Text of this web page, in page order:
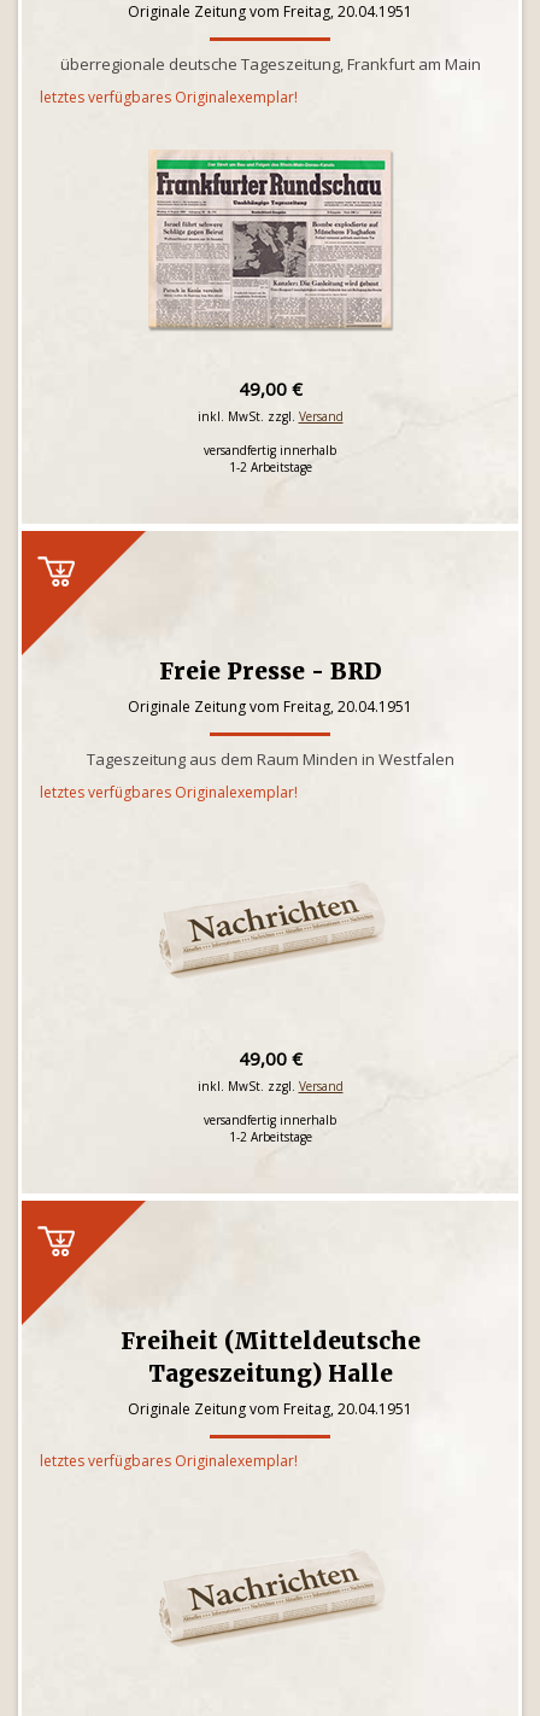
Originale Zeitung vom Freitag, 20.04.1951
überregionale deutsche Tageszeitung, Frankfurt am Main
letztes verfügbares Originalexemplar!
49,00 €
inkl. MwSt. zzgl. Versand
versandfertig innerhalb
1-2 Arbeitstage
Freie Presse - BRD
Originale Zeitung vom Freitag, 20.04.1951
Tageszeitung aus dem Raum Minden in Westfalen
letztes verfügbares Originalexemplar!
49,00 €
inkl. MwSt. zzgl. Versand
versandfertig innerhalb
1-2 Arbeitstage
Freiheit (Mitteldeutsche
Tageszeitung) Halle
Originale Zeitung vom Freitag, 20.04.1951
letztes verfügbares Originalexemplar!